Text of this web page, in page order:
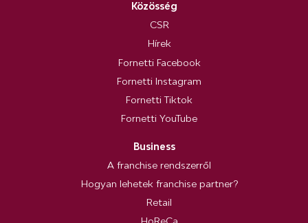
Közösség
CSR
Hírek
Fornetti Facebook
Fornetti Instagram
Fornetti Tiktok
Fornetti YouTube
Business
A franchise rendszerről
Hogyan lehetek franchise partner?
Retail